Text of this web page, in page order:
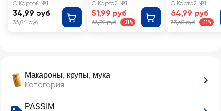
Макароны, крупы, мука
Категория
PASSIM
С Картой №1
34,99 руб
36,84 руб
С Картой №1
51,99 руб
66,39 руб -21%
крупа
С Картой №1
64,99 руб
73,68 руб -11%